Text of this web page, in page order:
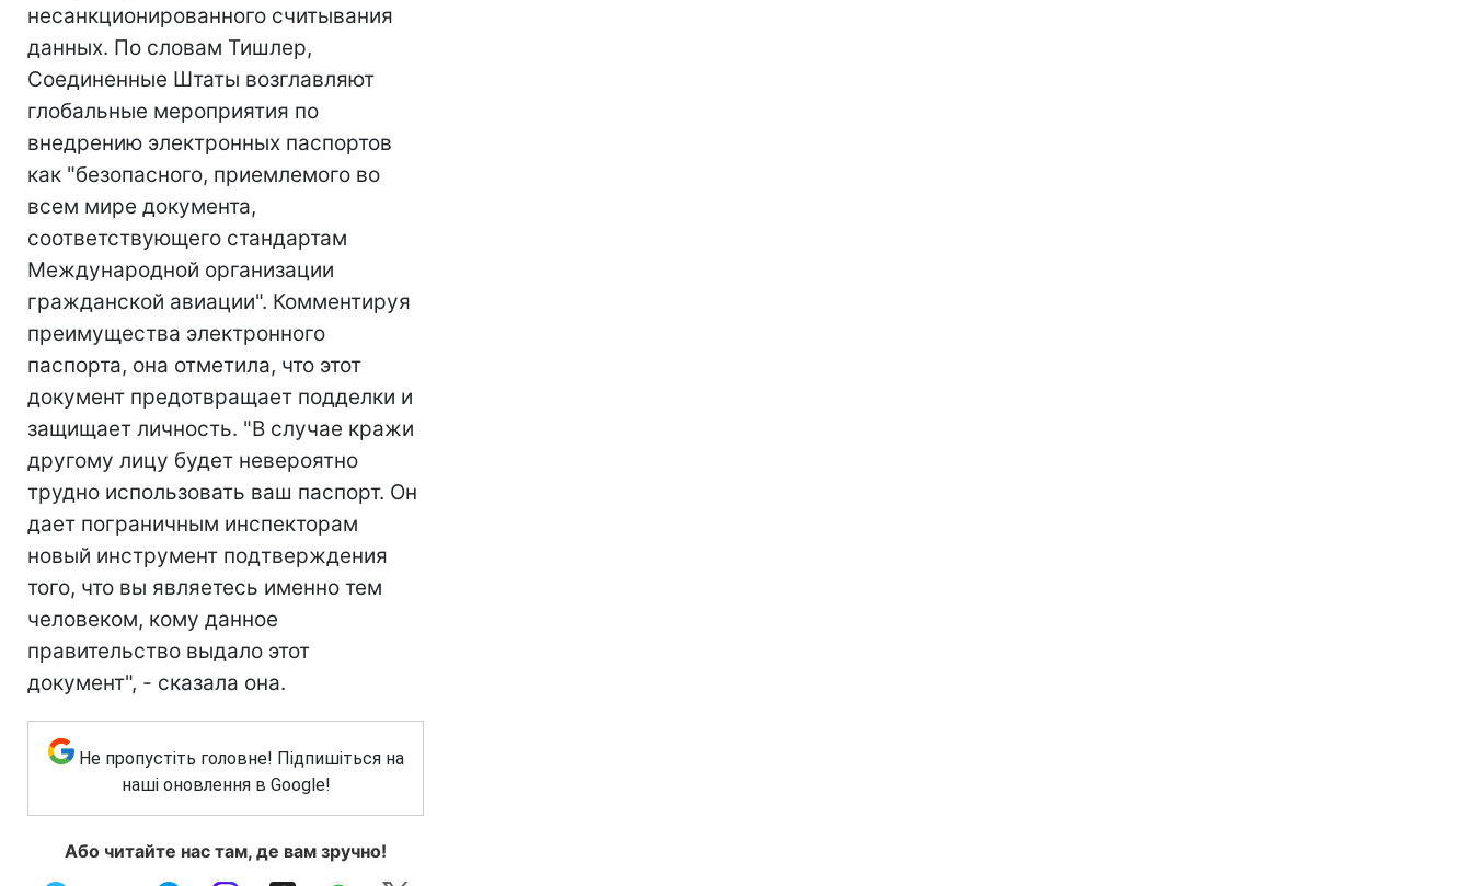
несанкционированного считывания
данных. По словам Тишлер,
Соединенные Штаты возглавляют
глобальные мероприятия по
внедрению электронных паспортов
как "безопасного, приемлемого во
всем мире документа,
соответствующего стандартам
Международной организации
гражданской авиации". Комментируя
преимущества электронного
паспорта, она отметила, что этот
документ предотвращает подделки и
защищает личность. "В случае кражи
другому лицу будет невероятно
трудно использовать ваш паспорт. Он
дает пограничным инспекторам
новый инструмент подтверждения
того, что вы являетесь именно тем
человеком, кому данное
правительство выдало этот
документ", - сказала она.
Не пропустіть головне! Підпишіться на
наші оновлення в Google!
Або читайте нас там, де вам зручно!